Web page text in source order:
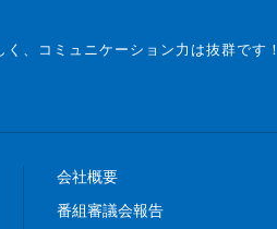
、コミュニケーション力は抜群です！
会社概要
番組審議会報告